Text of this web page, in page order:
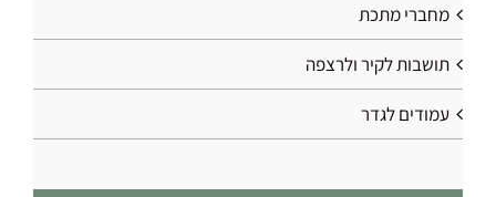
מחברי מתכת
תושבות לקיר ולרצפה
עמודים לגדר